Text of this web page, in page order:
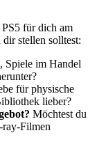
für dich am
stellen solltest:
Spiele im Handel
für physische
lieber?
Möchtest du
ray-Filmen